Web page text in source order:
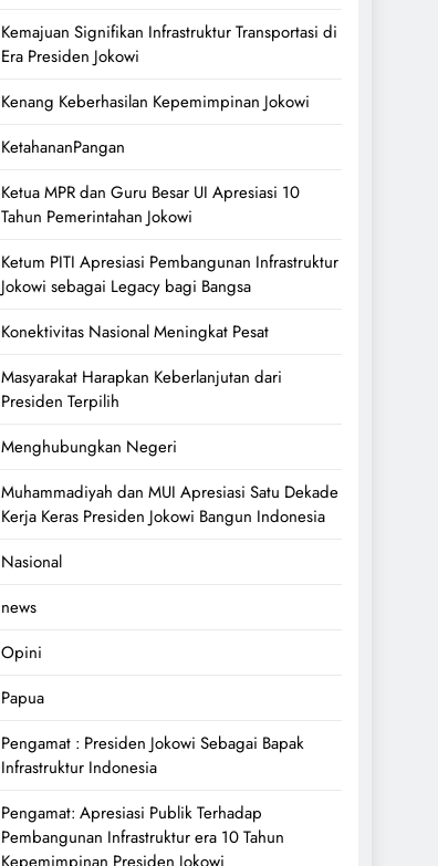
Kemajuan Signifikan Infrastruktur Transportasi di
Era Presiden Jokowi
Kenang Keberhasilan Kepemimpinan Jokowi
KetahananPangan
Ketua MPR dan Guru Besar UI Apresiasi 10
Tahun Pemerintahan Jokowi
Ketum PITI Apresiasi Pembangunan Infrastruktur
Jokowi sebagai Legacy bagi Bangsa
Konektivitas Nasional Meningkat Pesat
Masyarakat Harapkan Keberlanjutan dari
Presiden Terpilih
Menghubungkan Negeri
Muhammadiyah dan MUI Apresiasi Satu Dekade
Kerja Keras Presiden Jokowi Bangun Indonesia
Nasional
news
Opini
Papua
Pengamat : Presiden Jokowi Sebagai Bapak
Infrastruktur Indonesia
Pengamat: Apresiasi Publik Terhadap
Pembangunan Infrastruktur era 10 Tahun